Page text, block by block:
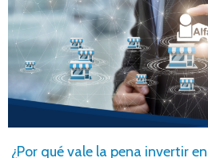
¿Por qué vale la pena invertir